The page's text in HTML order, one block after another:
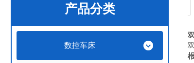
产品分类
数控车床